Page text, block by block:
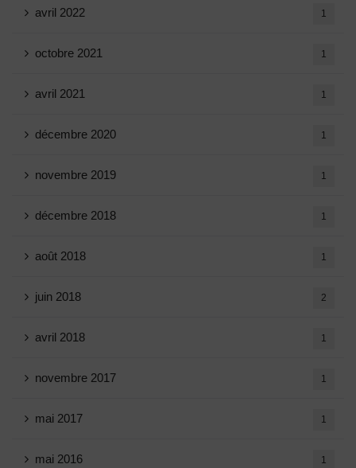
avril 2022 1
octobre 2021 1
avril 2021 1
décembre 2020 1
novembre 2019 1
décembre 2018 1
août 2018 1
juin 2018 2
avril 2018 1
novembre 2017 1
mai 2017 1
mai 2016 1